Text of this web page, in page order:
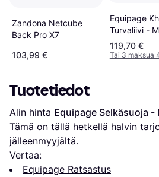
Zandona Netcube
Back Pro X7
103,99 €
Equipage
Turvaliivi -
119,70 €
Tai 3 maksua
Tuotetiedot
Alin hinta Equipage Selkäsuoja -
Tämä on tällä hetkellä halvin
jälleenmyyjältä.
Vertaa:
Equipage Ratsastus